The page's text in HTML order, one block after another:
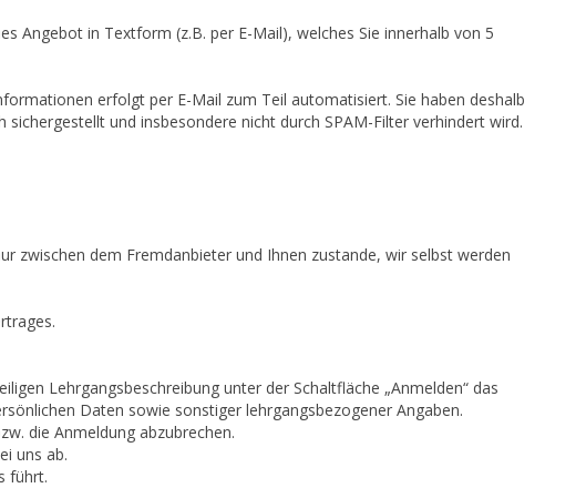
Angebot in Textform (z.B. per E-Mail), welches Sie innerhalb von 5
erfolgt per E-Mail zum Teil automatisiert. Sie haben deshalb
und insbesondere nicht durch SPAM-Filter verhindert wird.
zwischen dem Fremdanbieter und Ihnen zustande, wir selbst werden
Lehrgangsbeschreibung unter der Schaltfläche „Anmelden“ das
Daten sowie sonstiger lehrgangsbezogener Angaben.
die Anmeldung abzubrechen.
uns ab.
führt.